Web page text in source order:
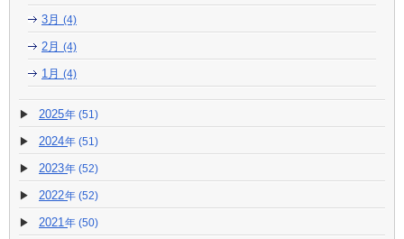
3月 (4)
2月 (4)
1月 (4)
2025 (51)
2024 (51)
2023 (52)
2022 (52)
2021 (50)